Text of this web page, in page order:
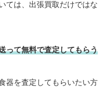
ては、出張買取だけではな
って無料で査定してもらう
器を査定してもらいたい方